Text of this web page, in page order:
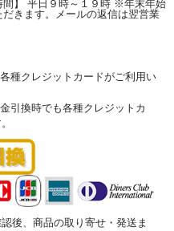
間】 平日９時～１９時 ※年末年始
きます。メールの返信は翌営業
種クレジットカードがご利用い
引換時でも各種クレジットカ
後、商品の取り寄せ・発送ま